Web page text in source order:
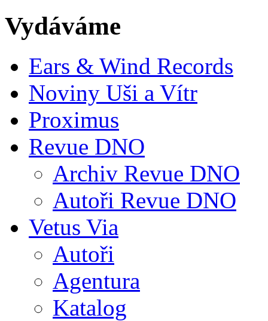
Vydáváme
Ears & Wind Records
Noviny Uši a Vítr
Proximus
Revue DNO
Archiv Revue DNO
Autoři Revue DNO
Vetus Via
Autoři
Agentura
Katalog